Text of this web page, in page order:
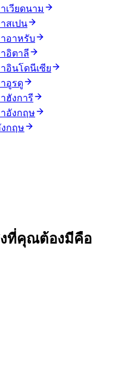
เวียดนาม
สเปน
อาหรับ
อิตาลี
อินโดนีเซีย
อูรดู
ฮังการี
อังกฤษ
กฤษ
งที่คุณต้องมีคือ